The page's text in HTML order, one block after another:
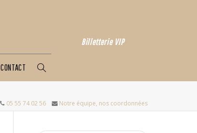
CONTACT
Billetterie VIP
05 55 74 02 56 Notre équipe, nos coordonnées